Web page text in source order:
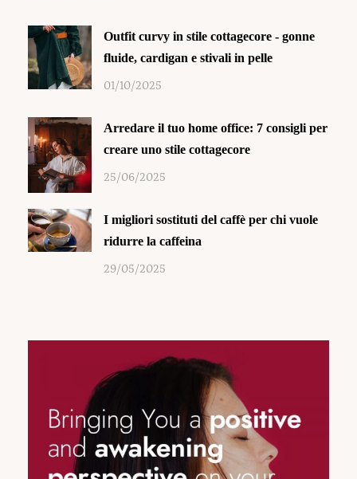
Outfit curvy in stile cottagecore - gonne
fluide, cardigan e stivali in pelle
01/10/2025
Arredare il tuo home office: 7 consigli per
creare uno stile cottagecore
25/06/2025
I migliori sostituti del caffè per chi vuole
ridurre la caffeina
29/05/2025